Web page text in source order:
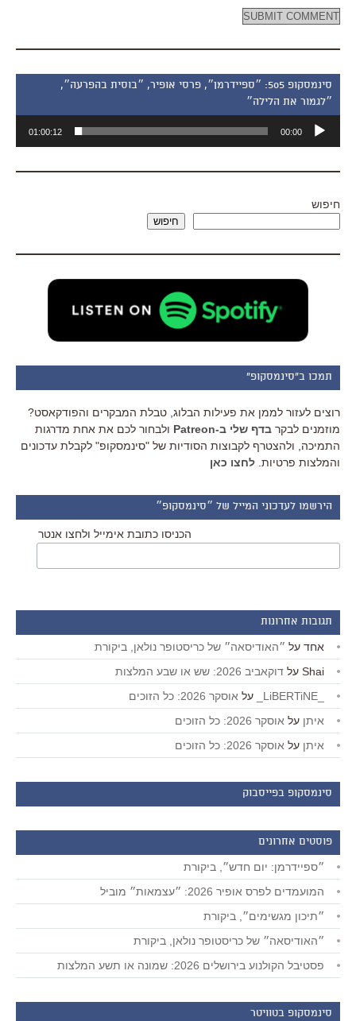
סינמסקופ 505: ״ספיידרמן״, פרסי אופיר, ״בוסית בהפרעה״,
״לגמור את הלילה״
אודיו
00:00
01:00:12
חיפוש
חיפוש
תמכו ב"סינמסקופ"
רוצים לעזור לממן את פעילות הבלוג, טבלת המבקרים והפודקאסט?
מוזמנים לבקר בדף שלי ב-Patreon
ולבחור לכם את אחת מדרגות
התמיכה, ולהצטרף לקבוצות הסודיות של "סינמסקופ" לקבלת עדכונים
והמלצות פרטיות. לחצו כאן
הירשמו לעדכוני המייל של ״סינמסקופ״
הכניסו כתובת אימייל ולחצו אנטר
תגובות אחרונות
אחד על ״האודיסאה״ של כריסטופר נולאן, ביקורת
Shai על דוקאביב 2026: שש או שבע המלצות
על אוסקר 2026: כל הזוכים
איתן על אוסקר 2026: כל הזוכים
איתן על אוסקר 2026: כל הזוכים
סינמסקופ בפייסבוק
פוסטים אחרונים
״ספיידרמן: יום חדש״, ביקורת
המועמדים לפרס אופיר 2026: ״עצמאות״ מוביל
״תיכון מגשימים״, ביקורת
״האודיסאה״ של כריסטופר נולאן, ביקורת
פסטיבל הקולנוע בירושלים 2026: שמונה או תשע המלצות
סינמסקופ בטוויטר